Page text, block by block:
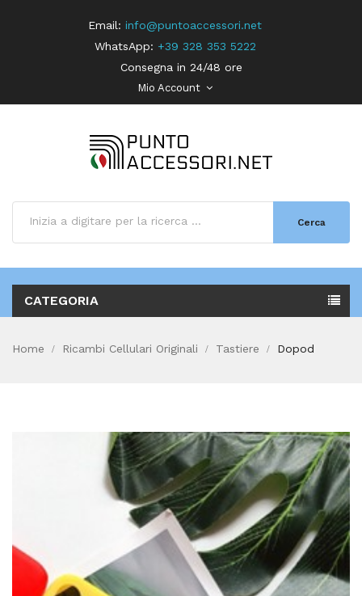
Email: info@puntoaccessori.net
WhatsApp: +39 328 353 5222
Consegna in 24/48 ore
Mio Account
Cerca
CATEGORIA
Home Ricambi Cellulari Originali Tastiere Dopod